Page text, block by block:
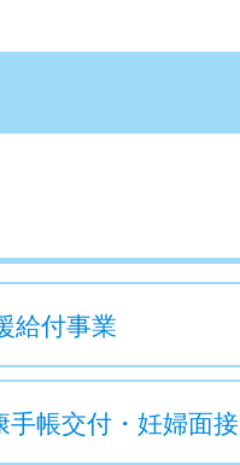
給付事業
帳交付・妊婦面接